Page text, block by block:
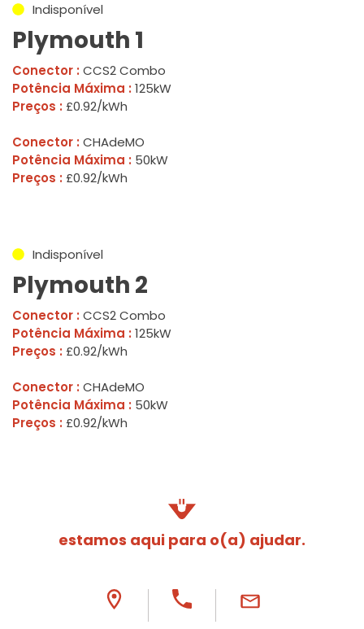
Indisponível
Plymouth 1
Conector : CCS2 Combo
Potência Máxima : 125kW
Preços : £0.92/kWh
Conector : CHAdeMO
Potência Máxima : 50kW
Preços : £0.92/kWh
Indisponível
Plymouth 2
Conector : CCS2 Combo
Potência Máxima : 125kW
Preços : £0.92/kWh
Conector : CHAdeMO
Potência Máxima : 50kW
Preços : £0.92/kWh
estamos aqui para o(a) ajudar.